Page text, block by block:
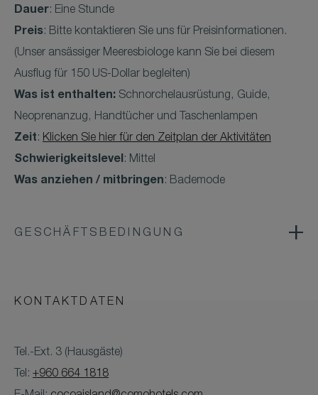
Dauer: Eine Stunde
Preis: Bitte kontaktieren Sie uns für Preisinformationen.
(Unser ansässiger Meeresbiologe kann Sie bei diesem
Ausflug für 150 US-Dollar begleiten)
Was ist enthalten: Schnorchelausrüstung, Guide,
Neoprenanzug, Handtücher und Taschenlampen
Zeit: Klicken Sie hier für den Zeitplan der Aktivitäten
Schwierigkeitslevel: Mittel
Was anziehen / mitbringen: Bademode
GESCHÄFTSBEDINGUNG
KONTAKTDATEN
Tel.-Ext. 3 (Hausgäste)
Tel: +960 664 1818